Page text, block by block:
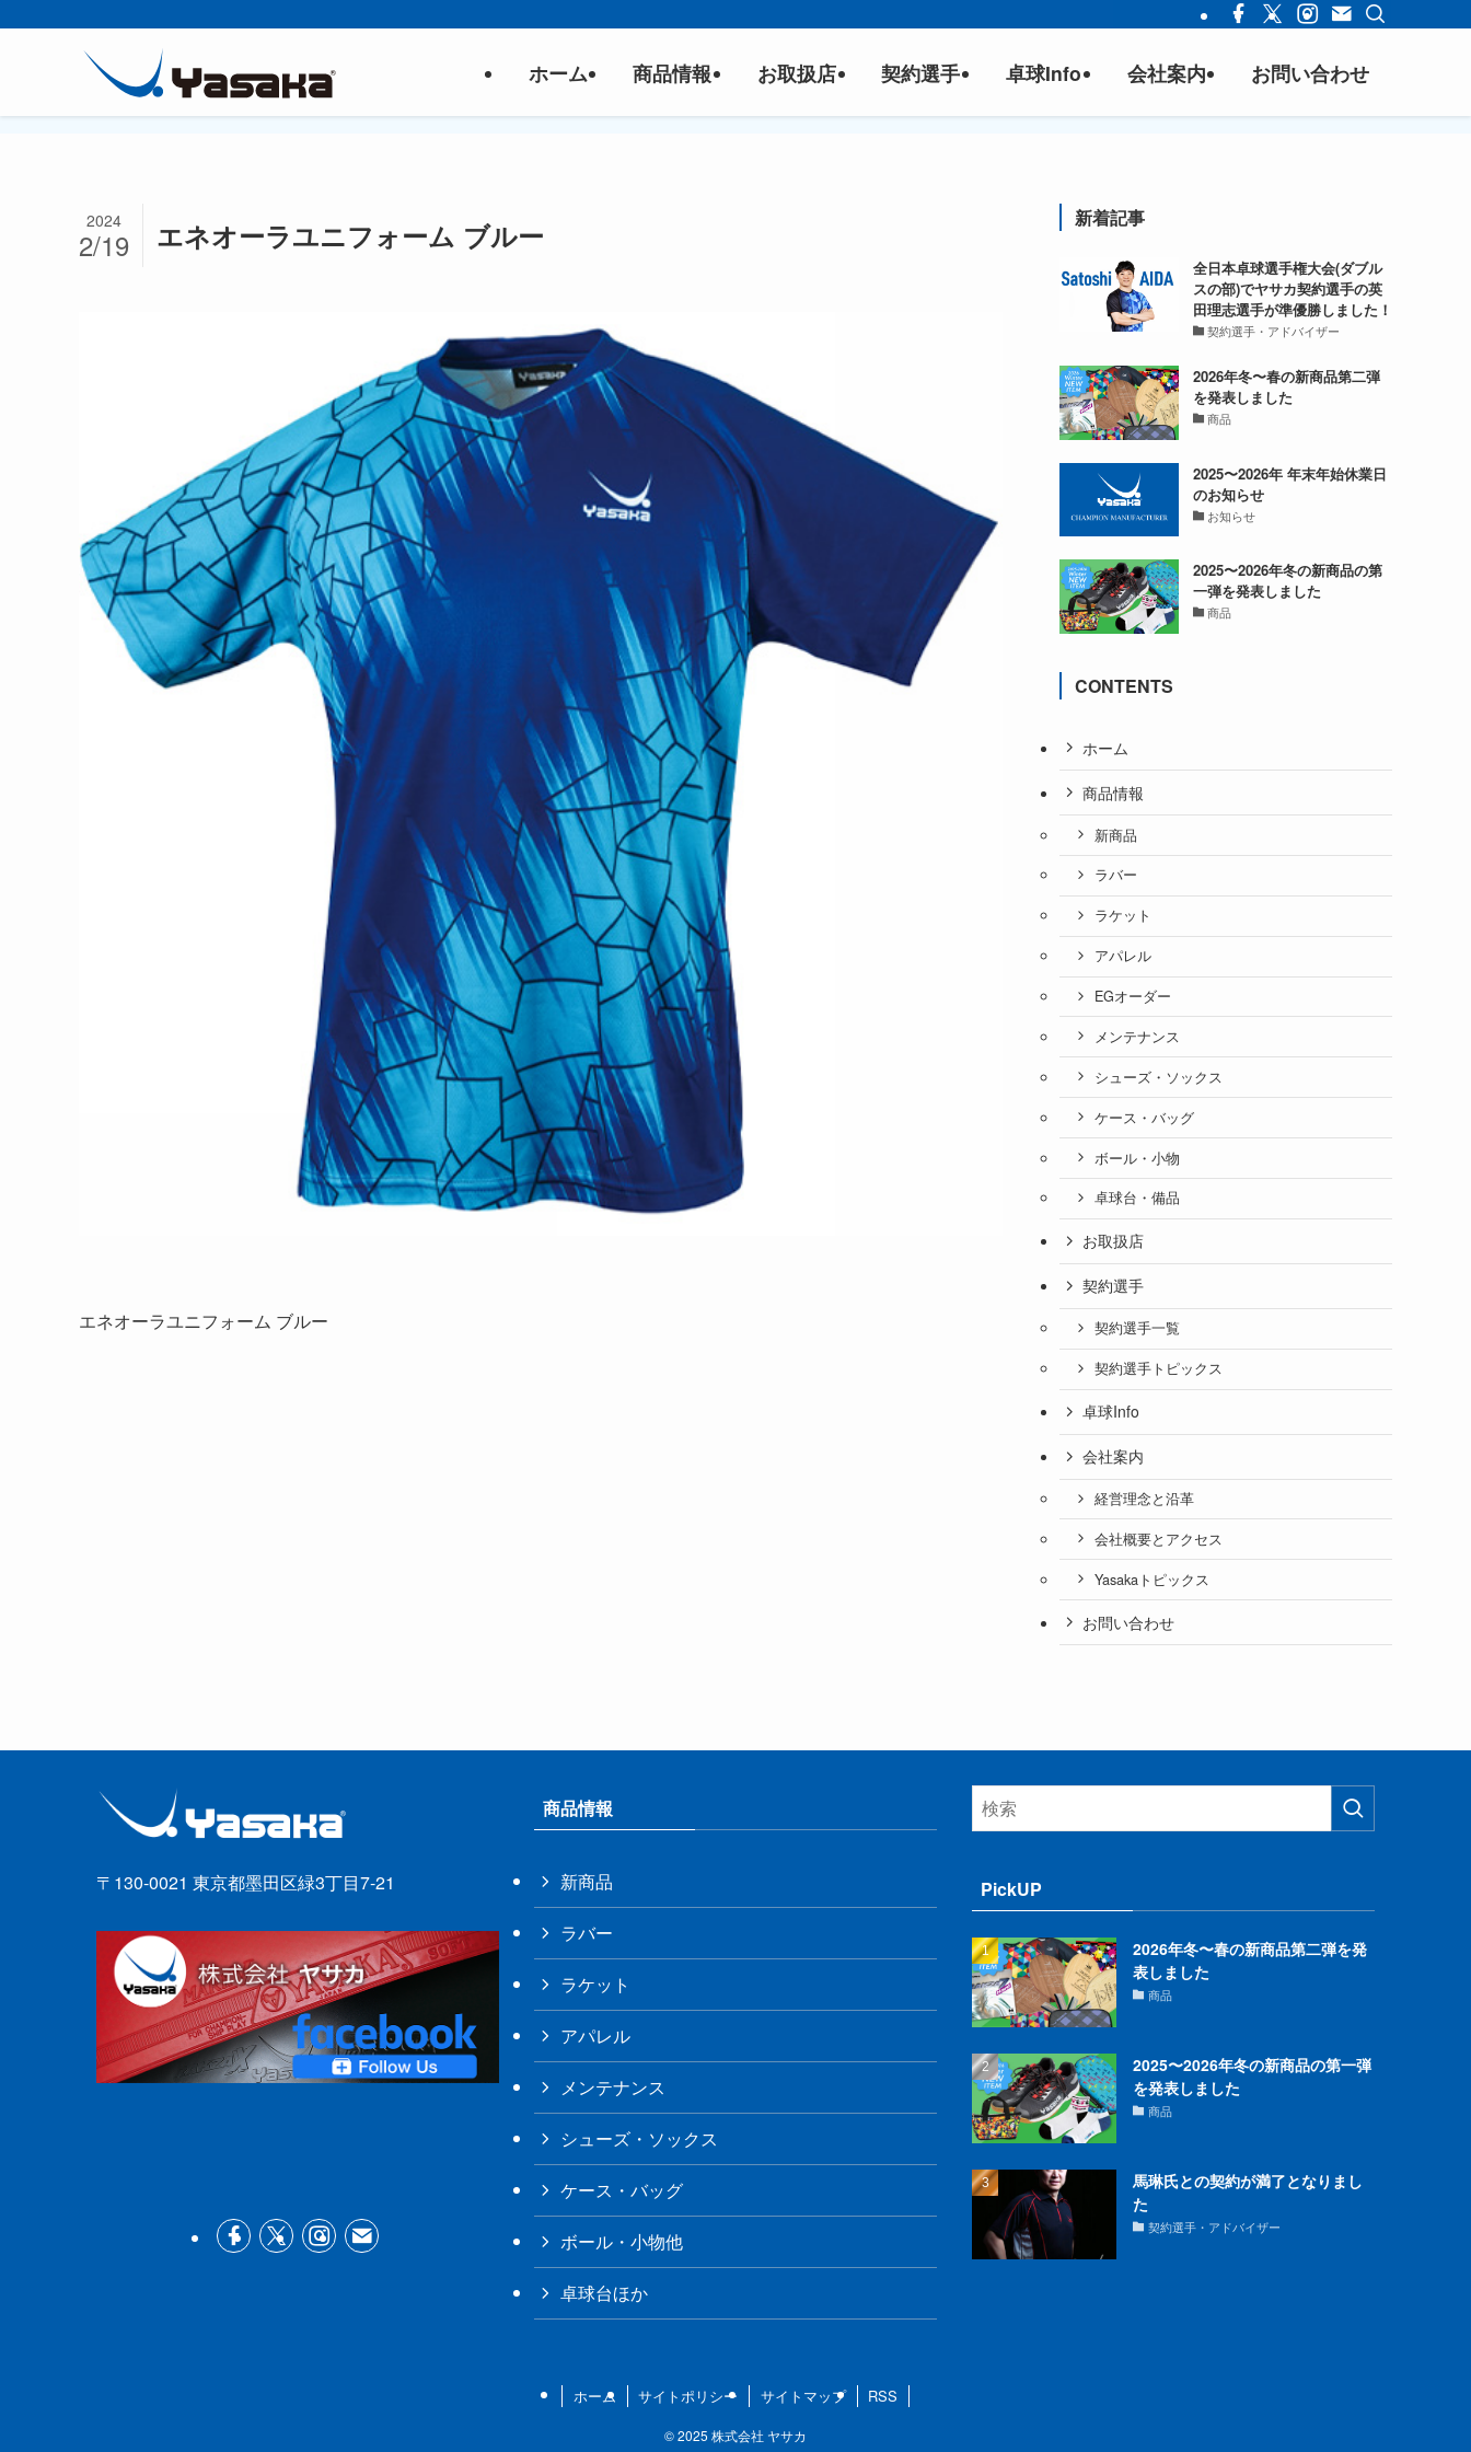
ホーム 商品情報 お取扱店 契約選手 卓球Info 会社案内 お問い合わせ
エネオーラユニフォーム ブルー
2024
2/19
エネオーラユニフォーム ブルー
新着記事
全日本卓球選手権大会(ダブル
スの部)でヤサカ契約選手の英
田理志選手が準優勝しました！
契約選手・アドバイザー
2026年冬〜春の新商品第二弾
を発表しました
商品
2025〜2026年 年末年始休業日
のお知らせ
お知らせ
2025〜2026年冬の新商品の第
一弾を発表しました
商品
CONTENTS
ホーム
商品情報
新商品
ラバー
ラケット
アパレル
EGオーダー
メンテナンス
シューズ・ソックス
ケース・バッグ
ボール・小物
卓球台・備品
お取扱店
契約選手
契約選手一覧
契約選手トピックス
卓球Info
会社案内
経営理念と沿革
会社概要とアクセス
Yasakaトピックス
お問い合わせ
〒130-0021 東京都墨田区緑3丁目7-21
商品情報
新商品
ラバー
ラケット
アパレル
メンテナンス
シューズ・ソックス
ケース・バッグ
ボール・小物他
卓球台ほか
PickUP
2026年冬〜春の新商品第二弾を発
表しました
商品
2025〜2026年冬の新商品の第一弾
を発表しました
商品
馬琳氏との契約が満了となりまし
た
契約選手・アドバイザー
ホーム サイトポリシー サイトマップ RSS
©2025 株式会社 ヤサカ